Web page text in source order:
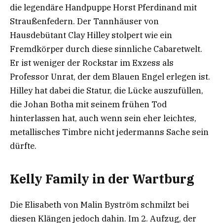
die legendäre Handpuppe Horst Pferdinand mit
Straußenfedern. Der Tannhäuser von
Hausdebütant Clay Hilley stolpert wie ein
Fremdkörper durch diese sinnliche Cabaretwelt.
Er ist weniger der Rockstar im Exzess als
Professor Unrat, der dem Blauen Engel erlegen ist.
Hilley hat dabei die Statur, die Lücke auszufüllen,
die Johan Botha mit seinem frühen Tod
hinterlassen hat, auch wenn sein eher leichtes,
metallisches Timbre nicht jedermanns Sache sein
dürfte.
Kelly Family in der Wartburg
Die Elisabeth von Malin Byström schmilzt bei
diesen Klängen jedoch dahin. Im 2. Aufzug, der